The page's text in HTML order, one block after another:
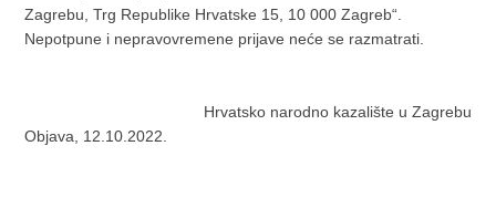
Zagrebu, Trg Republike Hrvatske 15, 10 000 Zagreb“.
Nepotpune i nepravovremene prijave neće se razmatrati.
Hrvatsko narodno kazalište u Zagrebu
Objava, 12.10.2022.